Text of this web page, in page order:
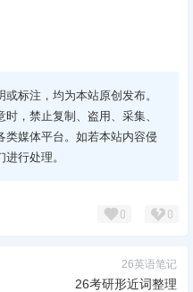
标注，均为本站原创发布。
，禁止复制、盗用、采集、
类媒体平台。如若本站内容侵
行处理。
0 0
26英语笔记
26考研形近词整理